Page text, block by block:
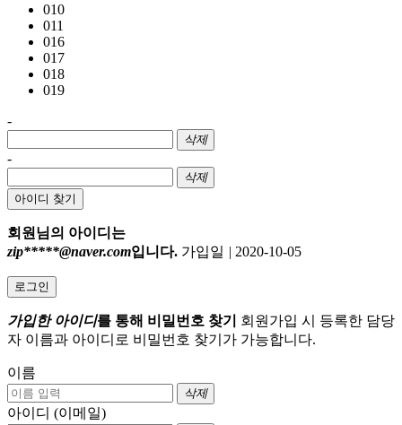
010
011
016
017
018
019
-
삭제
-
삭제
아이디 찾기
회원님의 아이디는
zip*****@naver.com입니다. 가입일 | 2020-10-05
로그인
가입한 아이디를 통해 비밀번호 찾기
회원가입 시 등록한 담당
자 이름과 아이디로 비밀번호 찾기가 가능합니다.
이름
삭제
아이디 (이메일)